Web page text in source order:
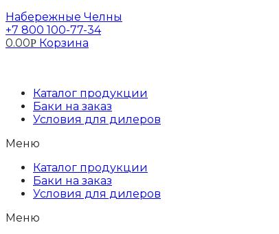
Набережные Челны
+7 800 100-77-34
0.00Р Корзина
Каталог продукции
Баки на заказ
Условия для дилеров
Меню
Каталог продукции
Баки на заказ
Условия для дилеров
Меню